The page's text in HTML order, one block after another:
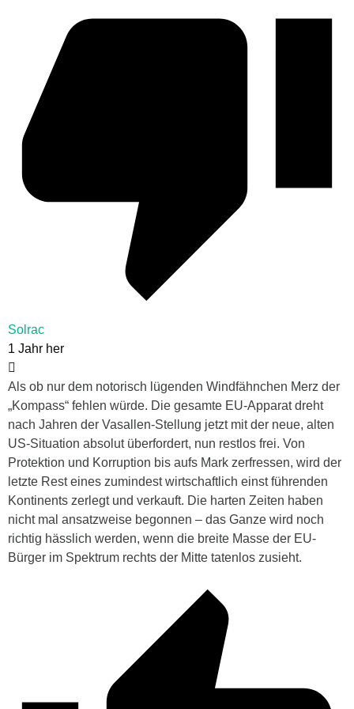
Solrac
1 Jahr her
Als ob nur dem notorisch lügenden Windfähnchen Merz der
„Kompass“ fehlen würde. Die gesamte EU-Apparat dreht
nach Jahren der Vasallen-Stellung jetzt mit der neue, alten
US-Situation absolut überfordert, nun restlos frei. Von
Protektion und Korruption bis aufs Mark zerfressen, wird der
letzte Rest eines zumindest wirtschaftlich einst führenden
Kontinents zerlegt und verkauft. Die harten Zeiten haben
nicht mal ansatzweise begonnen – das Ganze wird noch
richtig hässlich werden, wenn die breite Masse der EU-
Bürger im Spektrum rechts der Mitte tatenlos zusieht.